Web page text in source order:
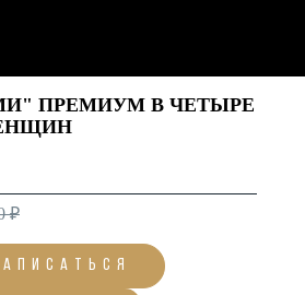
ПРЕМИУМ В ЧЕТЫРЕ
₽